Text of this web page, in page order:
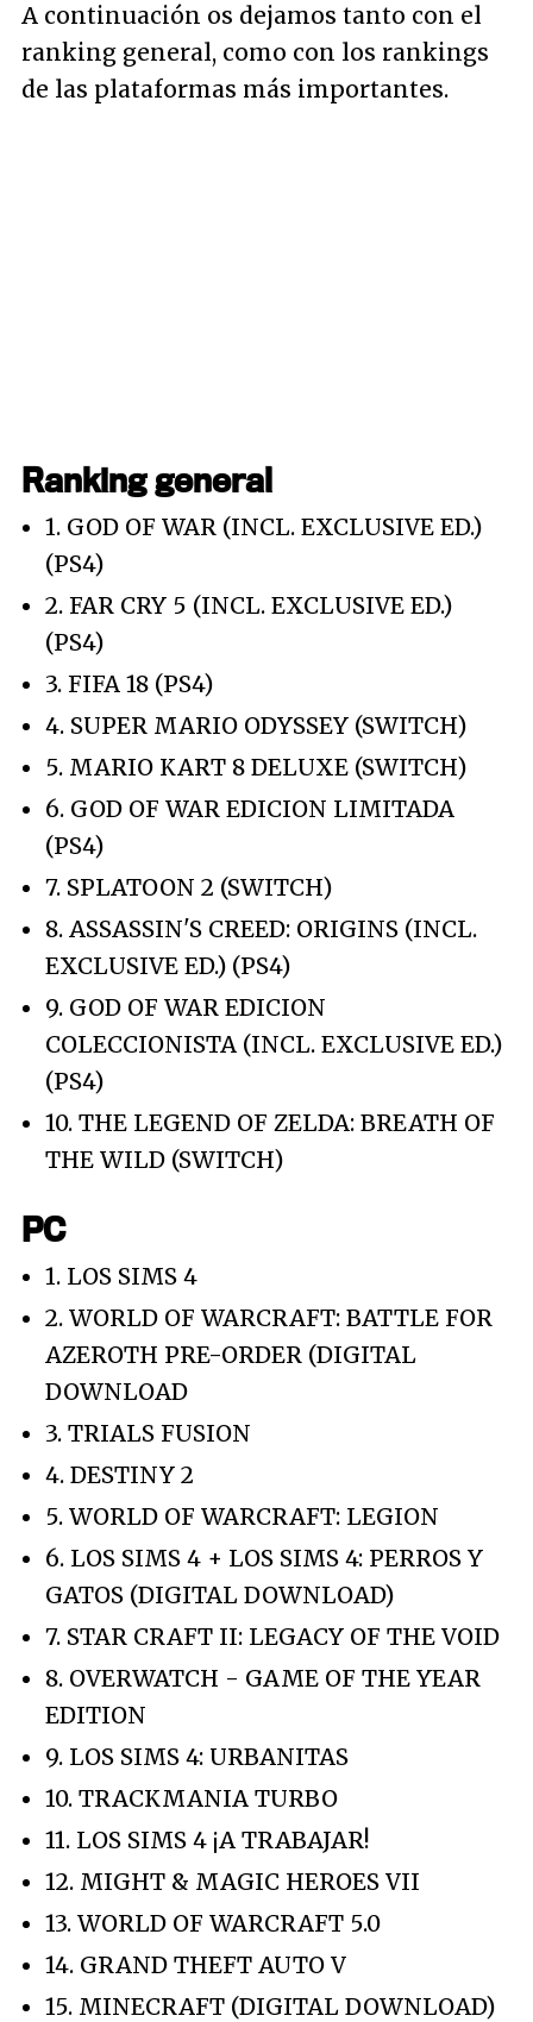
A continuación os dejamos tanto con el
ranking general, como con los rankings
de las plataformas más importantes.
Ranking general
1. GOD OF WAR (INCL. EXCLUSIVE ED.)
(PS4)
2. FAR CRY 5 (INCL. EXCLUSIVE ED.)
(PS4)
3. FIFA 18 (PS4)
4. SUPER MARIO ODYSSEY (SWITCH)
5. MARIO KART 8 DELUXE (SWITCH)
6. GOD OF WAR EDICION LIMITADA
(PS4)
7. SPLATOON 2 (SWITCH)
8. ASSASSIN'S CREED: ORIGINS (INCL.
EXCLUSIVE ED.) (PS4)
9. GOD OF WAR EDICION
COLECCIONISTA (INCL. EXCLUSIVE ED.)
(PS4)
10. THE LEGEND OF ZELDA: BREATH OF
THE WILD (SWITCH)
PC
1. LOS SIMS 4
2. WORLD OF WARCRAFT: BATTLE FOR
AZEROTH PRE-ORDER (DIGITAL
DOWNLOAD
3. TRIALS FUSION
4. DESTINY 2
5. WORLD OF WARCRAFT: LEGION
6. LOS SIMS 4 + LOS SIMS 4: PERROS Y
GATOS (DIGITAL DOWNLOAD)
7. STAR CRAFT II: LEGACY OF THE VOID
8. OVERWATCH - GAME OF THE YEAR
EDITION
9. LOS SIMS 4: URBANITAS
10. TRACKMANIA TURBO
11. LOS SIMS 4 ¡A TRABAJAR!
12. MIGHT & MAGIC HEROES VII
13. WORLD OF WARCRAFT 5.0
14. GRAND THEFT AUTO V
15. MINECRAFT (DIGITAL DOWNLOAD)